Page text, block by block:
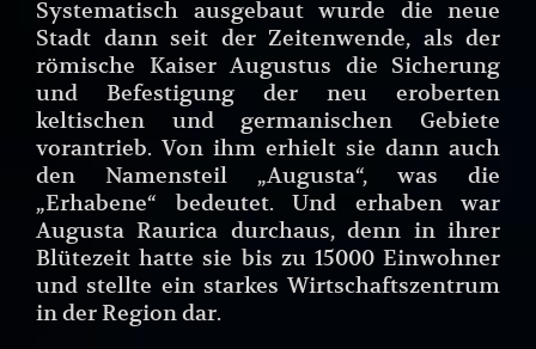
Systematisch ausgebaut wurde die neue
Stadt dann seit der Zeitenwende, als der
römische Kaiser Augustus die Sicherung
und Befestigung der neu eroberten
keltischen und germanischen Gebiete
vorantrieb. Von ihm erhielt sie dann auch
den Namensteil „Augusta“, was die
„Erhabene“ bedeutet. Und erhaben war
Augusta Raurica durchaus, denn in ihrer
Blütezeit hatte sie bis zu 15000 Einwohner
und stellte ein starkes Wirtschaftszentrum
in der Region dar.